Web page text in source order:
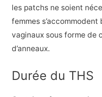
les patchs ne soient
femmes
vaginaux sous forme de
d’anneaux.
Durée du THS